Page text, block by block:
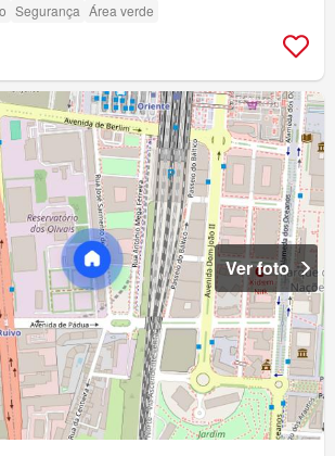
Segurança Área verde
Ver foto